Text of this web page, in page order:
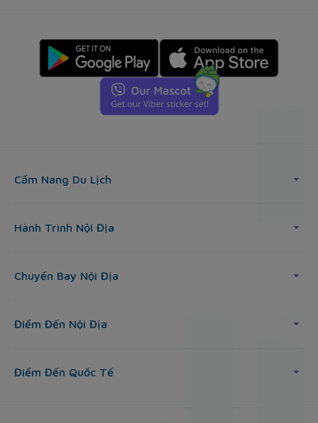
Cẩm Nang Du Lịch
Hành Trình Nội Địa
Chuyến Bay Nội Địa
Điểm Đến Nội Địa
Điểm Đến Quốc Tế